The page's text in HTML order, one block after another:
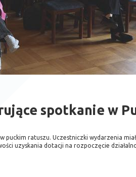
wideo
spotkanie w
puckim ratuszu. Uczestniczki wydarzenia
uzyskania dotacji na rozpoczęcie